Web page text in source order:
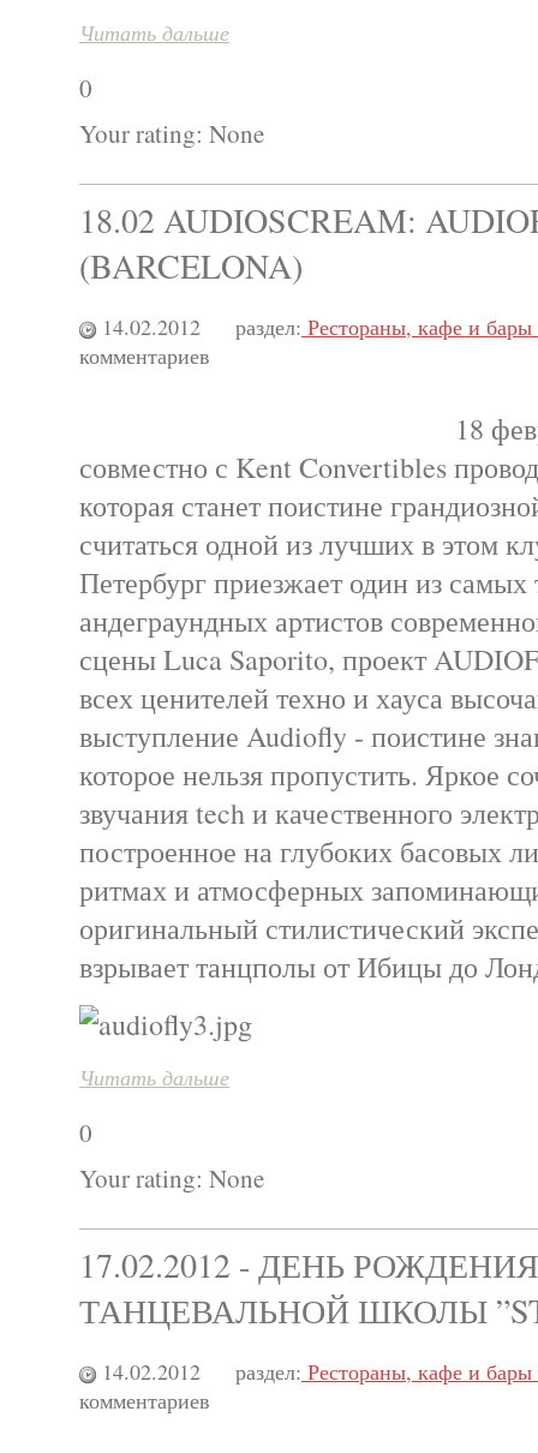
Читать дальше
0
Your rating: None
18.02 AUDIOSCREAM:
(BARCELONA)
14.02.2012 раздел: Рестораны, кафе и бары
комментариев
18
совместно с Kent Convertibles
которая станет поистине
считаться одной из лучших в этом
Петербург приезжает один из
андеграундных артистов
сцены Luca Saporito, проект
всех ценителей техно и хауса
выступление Audiofly - поистине
которое нельзя пропустить. Яркое
звучания tech и качественного
построенное на глубоких басовых
ритмах и атмосферных
оригинальный стилистический
взрывает танцполы от Ибицы до
Читать дальше
0
Your rating: None
17.02.2012 - ДЕНЬ РОЖДЕНИЯ
ТАНЦЕВАЛЬНОЙ ШКОЛЫ
14.02.2012 раздел: Рестораны, кафе и бары
комментариев